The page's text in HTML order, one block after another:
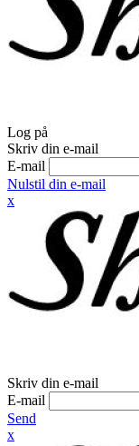
Log på
Skriv din e-mail
E-mail
Nulstil din e-mail
x
Skriv din e-mail
E-mail
Send
x